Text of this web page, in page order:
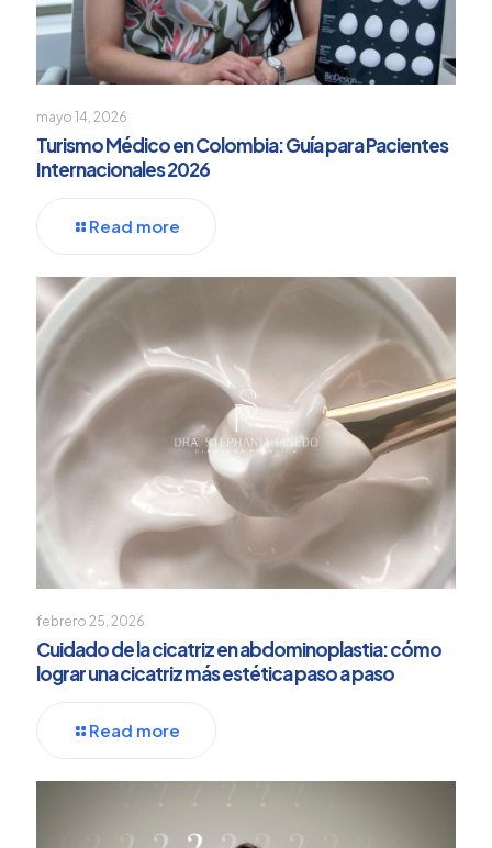
mayo 14, 2026
Turismo Médico en Colombia: Guía para Pacientes
Internacionales 2026
Read more
febrero 25, 2026
Cuidado de la cicatriz en abdominoplastia: cómo
lograr una cicatriz más estética paso a paso
Read more